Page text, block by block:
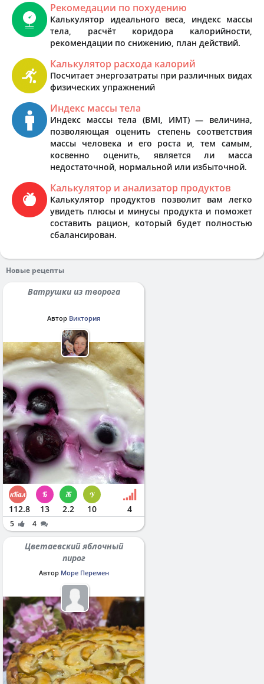
Рекомедации по похудению
Калькулятор идеального веса, индекс массы
тела, расчёт коридора калорийности,
рекомендации по снижению, план действий.
Калькулятор расхода калорий
Посчитает энергозатраты при различных видах
физических упражнений
Индекс массы тела
Индекс массы тела (BMI, ИМТ) — величина,
позволяющая оценить степень соответствия
массы человека и его роста и, тем самым,
косвенно оценить, является ли масса
недостаточной, нормальной или избыточной.
Калькулятор и анализатор продуктов
Калькулятор продуктов позволит вам легко
увидеть плюсы и минусы продукта и поможет
составить рацион, который будет полностью
сбалансирован.
Новые рецепты
Ватрушки из творога
Автор Виктория
112.8 13 2.2 10 4
5 4
Цветаевский яблочный
пирог
Автор Море Перемен